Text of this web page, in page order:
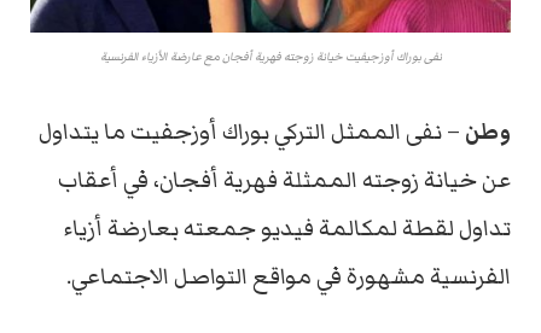
نفى بوراك أوزجيفيت خيانة زوجته فهرية أفجان مع عارضة الأزياء الفرنسية
وطن – نفى الممثل التركي بوراك أوزجفيت ما يتداول
عن خيانة زوجته الممثلة فهرية أفجان، في أعقاب
تداول لقطة لمكالمة فيديو جمعته بعارضة أزياء
الفرنسية مشهورة في مواقع التواصل الاجتماعي.